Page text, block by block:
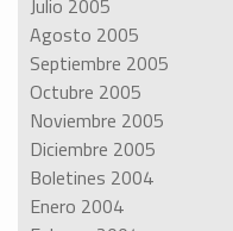
Julio 2005
Agosto 2005
Septiembre 2005
Octubre 2005
Noviembre 2005
Diciembre 2005
Boletines 2004
Enero 2004